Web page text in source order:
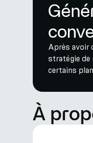
Après avoir
stratégie de
certains
À